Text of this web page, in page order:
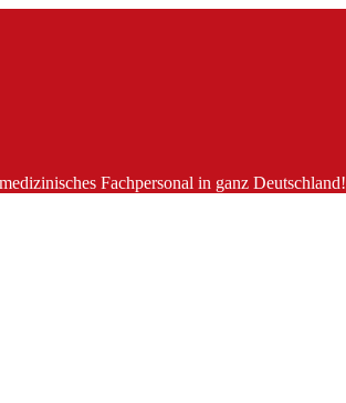
Fachpersonal in ganz Deutschland!